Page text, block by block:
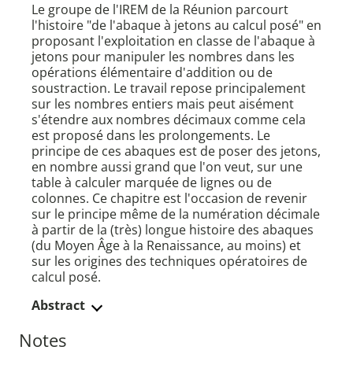
Le groupe de l'IREM de la Réunion parcourt
l'histoire "de l'abaque à jetons au calcul posé" en
proposant l'exploitation en classe de l'abaque à
jetons pour manipuler les nombres dans les
opérations élémentaire d'addition ou de
soustraction. Le travail repose principalement
sur les nombres entiers mais peut aisément
s'étendre aux nombres décimaux comme cela
est proposé dans les prolongements. Le
principe de ces abaques est de poser des jetons,
en nombre aussi grand que l'on veut, sur une
table à calculer marquée de lignes ou de
colonnes. Ce chapitre est l'occasion de revenir
sur le principe même de la numération décimale
à partir de la (très) longue histoire des abaques
(du Moyen Âge à la Renaissance, au moins) et
sur les origines des techniques opératoires de
calcul posé.
Abstract
Notes